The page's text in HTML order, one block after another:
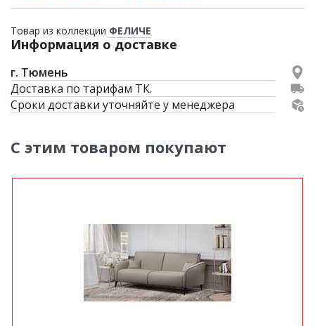
Товар из коллекции ФЕЛИЧЕ
Информация о доставке
г. Тюмень
Доставка по тарифам ТК.
Сроки доставки уточняйте у менеджера
С этим товаром покупают